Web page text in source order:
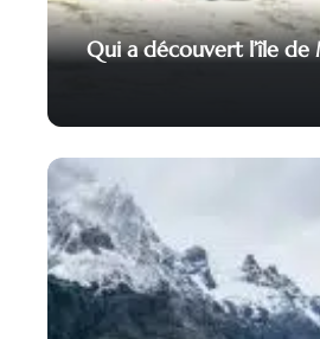
Qui a découvert l’île de